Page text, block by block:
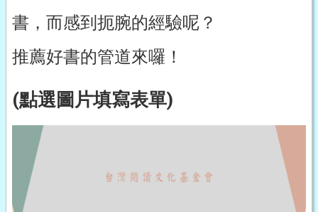
書，而感到扼腕的經驗呢？
推薦好書的管道來囉！
(點選圖片填寫表單)